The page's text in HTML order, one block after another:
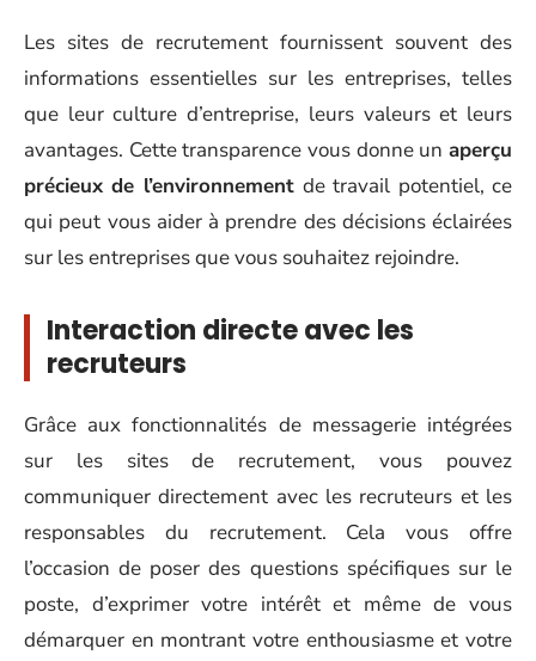
Les sites de recrutement fournissent souvent des
informations essentielles sur les entreprises, telles
que leur culture d’entreprise, leurs valeurs et leurs
avantages. Cette transparence vous donne un aperçu
précieux de l’environnement de travail potentiel, ce
qui peut vous aider à prendre des décisions éclairées
sur les entreprises que vous souhaitez rejoindre.
Interaction directe avec les
recruteurs
Grâce aux fonctionnalités de messagerie intégrées
sur les sites de recrutement, vous pouvez
communiquer directement avec les recruteurs et les
responsables du recrutement. Cela vous offre
l’occasion de poser des questions spécifiques sur le
poste, d’exprimer votre intérêt et même de vous
démarquer en montrant votre enthousiasme et votre